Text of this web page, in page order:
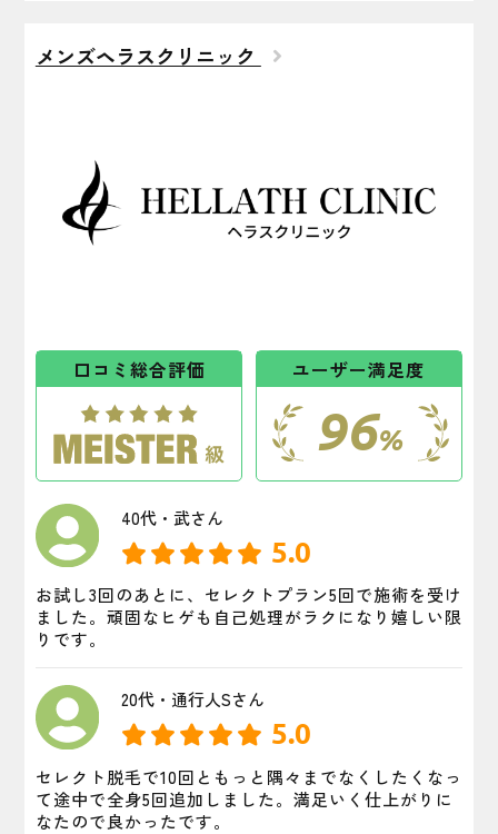
メンズヘラスクリニック
口コミ総合評価 ユーザー満足度
96%
40代・武さん
5.0
お試し3回のあとに、セレクトプラン5回で施術を受け
ました。頑固なヒゲも自己処理がラクになり嬉しい限
りです。
20代・通行人Sさん
5.0
セレクト脱毛で10回ともっと隅々までなくしたくなっ
て途中で全身5回追加しました。満足いく仕上がりに
なたので良かったです。